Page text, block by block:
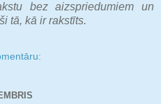
bez aizspriedumiem un
tā, kā ir rakstīts.